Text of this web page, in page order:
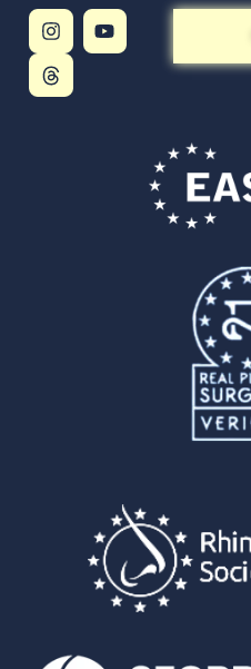
I
n
t
a
Y
o
u
T
h
e
a